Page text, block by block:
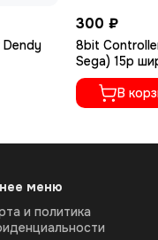
300 ₽
8bit
Sega) 15р
В
меню
и политика